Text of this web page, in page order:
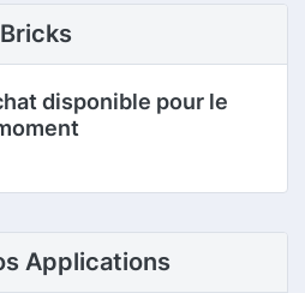
disponible pour le
Applications